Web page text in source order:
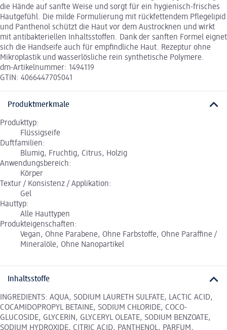
die Hände auf sanfte Weise und sorgt für ein hygienisch-frisches
Hautgefühl. Die milde Formulierung mit rückfettendem Pflegelipid
und Panthenol schützt die Haut vor dem Austrocknen und wirkt
mit antibakteriellen Inhaltsstoffen. Dank der sanften Formel eignet
sich die Handseife auch für empfindliche Haut. Rezeptur ohne
Mikroplastik und wasserlösliche rein synthetische Polymere.
dm-Artikelnummer: 1494119
GTIN: 4066447705041
Produktmerkmale
Produkttyp:
Flüssigseife
Duftfamilien:
Blumig, Fruchtig, Citrus, Holzig
Anwendungsbereich:
Körper
Textur / Konsistenz / Applikation:
Gel
Hauttyp:
Alle Hauttypen
Produkteigenschaften:
Vegan, Ohne Parabene, Ohne Farbstoffe, Ohne Paraffine /
Mineralöle, Ohne Nanopartikel
Inhaltsstoffe
INGREDIENTS: AQUA, SODIUM LAURETH SULFATE, LACTIC ACID,
COCAMIDOPROPYL BETAINE, SODIUM CHLORIDE, COCO-
GLUCOSIDE, GLYCERIN, GLYCERYL OLEATE, SODIUM BENZOATE,
SODIUM HYDROXIDE, CITRIC ACID, PANTHENOL, PARFUM,